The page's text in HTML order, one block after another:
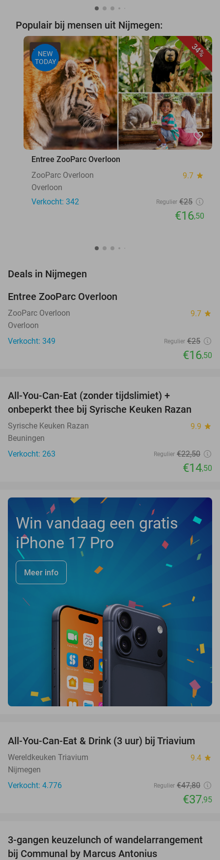
Populair bij mensen uit Nijmegen:
34%
NEW
TODAY
favorite_border
Entree ZooParc Overloon
ZooParc Overloon
9.7 star
Overloon
Verkocht: 342
Regulier €25
€16,50
Deals in Nijmegen
TODAY
Entree ZooParc Overloon
ZooParc Overloon 9.7 star
Overloon
Verkocht: 349
Regulier €25
€16,50
All-You-Can-Eat (zonder tijdslimiet) +
onbeperkt thee bij Syrische Keuken Razan
Syrische Keuken Razan 9.9 star
Beuningen
Verkocht: 263
Regulier €22,50
€14,50
Win vandaag een gratis
iPhone 17 Pro
Meer info
21%
All-You-Can-Eat & Drink (3 uur) bij Triavium
Wereldkeuken Triavium 9.4 star
Nijmegen
Verkocht: 4.776
Regulier €47,80
€37,95
33%
3-gangen keuzelunch of wandelarrangement
bij Communal by Marcus Antonius